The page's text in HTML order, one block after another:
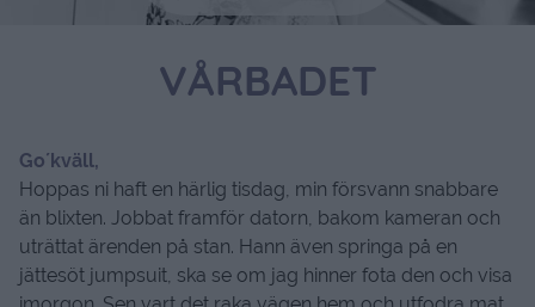
VÅRBADET
Go´kväll,
Hoppas ni haft en härlig tisdag, min försvann snabbare
än blixten. Jobbat framför datorn, bakom kameran och
uträttat ärenden på stan. Hann även springa på en
jättesöt jumpsuit, ska se om jag hinner fota den och visa